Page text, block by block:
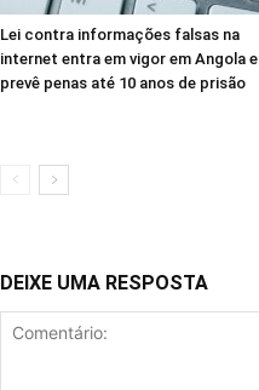
Lei contra informações falsas na
internet entra em vigor em Angola e
prevê penas até 10 anos de prisão
DEIXE UMA RESPOSTA